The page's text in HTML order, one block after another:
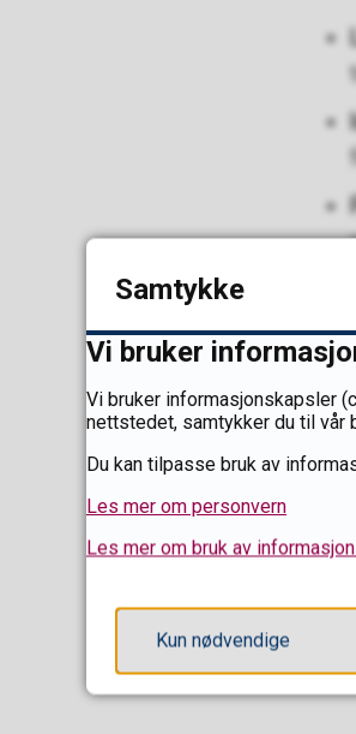
Samtykke
Vi bruker
Vi bruker informasjonskapsler
nettstedet, samtykker du til vår
Du kan tilpasse bruk av
Les mer om personvern
Les mer om bruk av
Kun nødvendige